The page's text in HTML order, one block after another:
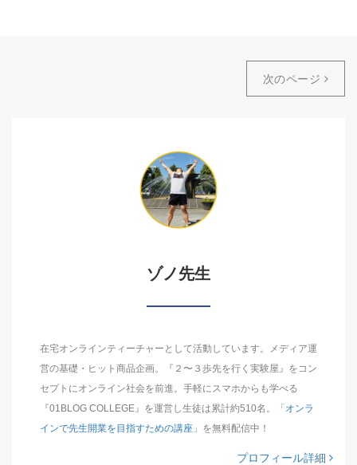
次のページ
ゾノ先生
在宅オンラインティーチャーとして活動しています。メディア運
営の基礎・ヒット商品企画。『２〜３歩先を行く実験屋』をコン
セプトにオンライン社会を前進。手軽にスマホからも学べる
『01BLOG COLLEGE』を運営し生徒は累計約510名。「 オンラ
インで先生開業を目指すための講座 」を無料配信中！
プロフィール詳細